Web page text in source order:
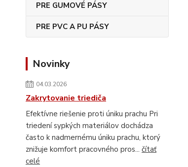
PRE GUMOVÉ PÁSY
PRE PVC A PU PÁSY
Novinky
04.03.2026
Zakrytovanie triediča
Efektívne riešenie proti úniku prachu Pri
triedení sypkých materiálov dochádza
často k nadmernému úniku prachu, ktorý
znižuje komfort pracovného pros... čítať
celé